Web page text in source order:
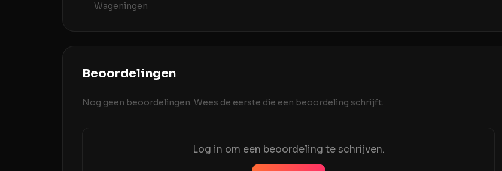
Wageningen
Beoordelingen
Nog geen beoordelingen. Wees de eerste die een beoordeling schrijft.
Log in om een beoordeling te schrijven.